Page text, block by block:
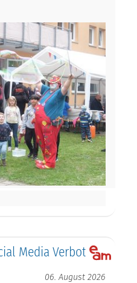
Media Verbot
06. August 2026